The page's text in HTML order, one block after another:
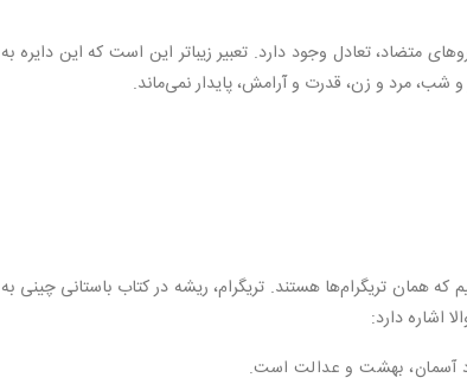
متضاد، تعادل وجود دارد. تعبیر زیباتر این است که این دایره به
شب، مرد و زن، قدرت و آرامش، پایدار نمی‌ماند.
همان تریگرام‌ها هستند. تریگرام، ریشه در کتاب باستانی چینی به
اشاره دارد: